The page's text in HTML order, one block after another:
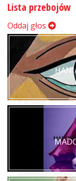
Lista przebojów
Oddaj głos